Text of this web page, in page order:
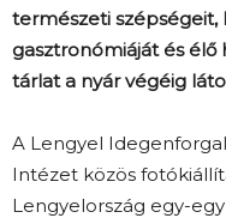
természeti szépségeit,
gasztronómiáját és
tárlat a nyár végéig
A Lengyel
Intézet közös
Lengyelország egy-